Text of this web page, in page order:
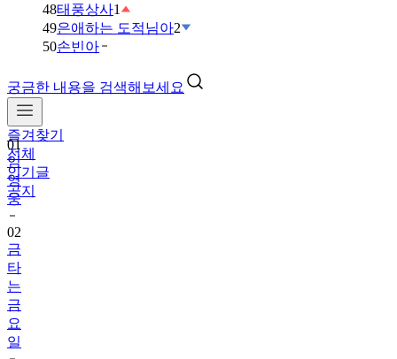
48태풍상사1
49은애하는 도적님아2
50손빈아
궁금한 내용을 검색해보세요
즐겨찾기
전체
인기글
공지
01
임
영
웅
02
금
타
는
금
요
일